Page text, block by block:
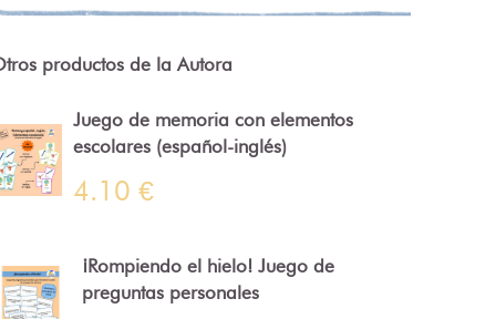
productos de la Autora
Juego de memoria con elementos
escolares (español-inglés)
4.10 €
¡Rompiendo el hielo! Juego de
preguntas personales